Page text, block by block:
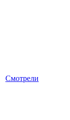
Смотрели